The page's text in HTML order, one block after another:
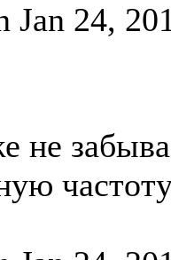
Jan 24,
не